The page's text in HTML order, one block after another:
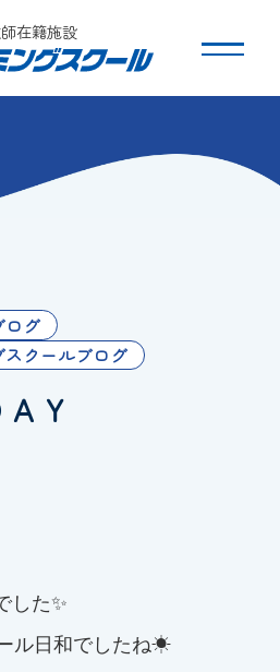
在籍施設
介
ログ
スクールブログ
Ｙ
した✨
ル日和でしたね☀